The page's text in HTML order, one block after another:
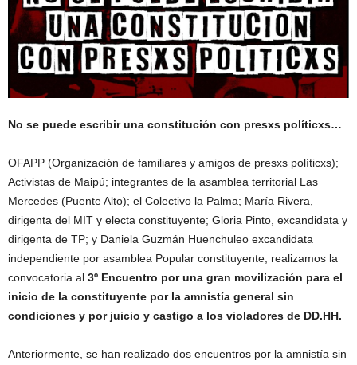
No se puede escribir una constitución con presxs políticxs…
OFAPP (Organización de familiares y amigos de presxs políticxs);
Activistas de Maipú; integrantes de la asamblea territorial Las
Mercedes (Puente Alto); el Colectivo la Palma; María Rivera,
dirigenta del MIT y electa constituyente; Gloria Pinto, excandidata y
dirigenta de TP; y Daniela Guzmán Huenchuleo excandidata
independiente por asamblea Popular constituyente; realizamos la
convocatoria al 3º Encuentro por una gran movilización para el
inicio de la constituyente por la amnistía general sin
condiciones y por juicio y castigo a los violadores de DD.HH.
Anteriormente, se han realizado dos encuentros por la amnistía sin